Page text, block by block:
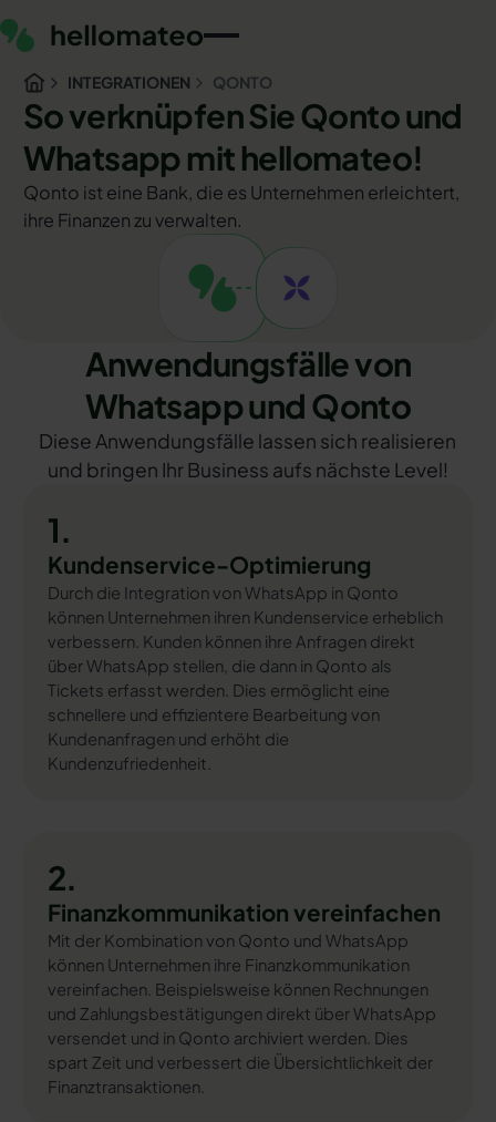
INTEGRATIONEN QONTO
So verknüpfen Sie Qonto und
Whatsapp mit hellomateo!
Qonto ist eine Bank, die es Unternehmen erleichtert,
ihre Finanzen zu verwalten.
Anwendungsfälle von
Whatsapp und Qonto
Diese Anwendungsfälle lassen sich realisieren
und bringen Ihr Business aufs nächste Level!
1.
Kundenservice-Optimierung
Durch die Integration von WhatsApp in Qonto
können Unternehmen ihren Kundenservice erheblich
verbessern. Kunden können ihre Anfragen direkt
über WhatsApp stellen, die dann in Qonto als
Tickets erfasst werden. Dies ermöglicht eine
schnellere und effizientere Bearbeitung von
Kundenanfragen und erhöht die
Kundenzufriedenheit.
2.
Finanzkommunikation vereinfachen
Mit der Kombination von Qonto und WhatsApp
können Unternehmen ihre Finanzkommunikation
vereinfachen. Beispielsweise können Rechnungen
und Zahlungsbestätigungen direkt über WhatsApp
versendet und in Qonto archiviert werden. Dies
spart Zeit und verbessert die Übersichtlichkeit der
Finanztransaktionen.